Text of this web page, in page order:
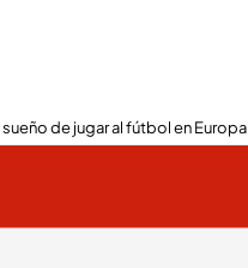
de jugar al fútbol en Europa